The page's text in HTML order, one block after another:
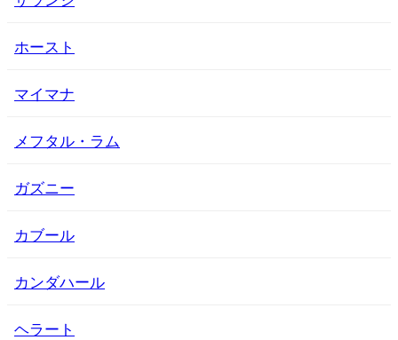
ホースト
マイマナ
メフタル・ラム
ガズニー
カブール
カンダハール
ヘラート